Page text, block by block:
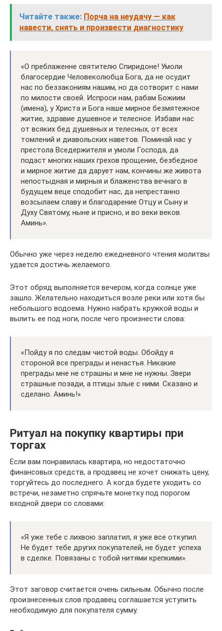
Читайте также: Порча на неудачу — как
навести, снять и произвести диагностику
«О преблаженне святителю Спиридоне! Умоли
благосердие Человеколюбца Бога, да не осудит
нас по беззакониям нашим, но да сотворит с нами
по милости своей. Испроси нам, рабам Божиим
(имена), у Христа и Бога наше мирное безмятежное
житие, здравие душевное и телесное. Избави нас
от всяких бед душевных и телесных, от всех
томлений и диавольских наветов. Поминай нас у
престола Вседержителя и умоли Господа, да
подаст многих наших грехов прощение, безбедное
и мирное житие да дарует нам, кончины же живота
непостыдная и мирныя и блаженства вечнаго в
будущем веце сподобит нас, да непрестанно
возсылаем славу и благодарение Отцу и Сыну и
Духу Святому, ныне и присно, и во веки веков.
Аминь».
Обычно уже через неделю ежедневного чтения молитвы
удается достичь желаемого.
Этот обряд выполняется вечером, когда солнце уже
зашло. Желательно находиться возле реки или хотя бы
небольшого водоема. Нужно набрать кружкой воды и
вылить ее под ноги, после чего произнести слова:
«Пойду я по следам чистой воды. Обойду я
стороной все преграды и ненастья. Никакие
преграды мне не страшны и мне не нужны. Звери
страшные позади, а птицы злые с ними. Сказано и
сделано. Аминь!»
Ритуал на покупку квартиры при
торгах
Если вам понравилась квартира, но недостаточно
финансовых средств, а продавец не хочет снижать цену,
торгуйтесь до последнего. А когда будете уходить со
встречи, незаметно спрячьте монетку под порогом
входной двери со словами:
«Я уже тебе с лихвою заплатил, я уже все откупил.
Не будет тебе других покупателей, не будет успеха
в сделке. Повязаны с тобой нитями крепкими».
Этот заговор считается очень сильным. Обычно после
произнесенных слов продавец соглашается уступить
необходимую для покупателя сумму.